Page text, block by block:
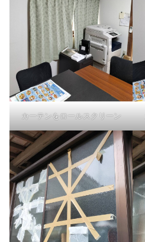
カーテンをロールスクリーン